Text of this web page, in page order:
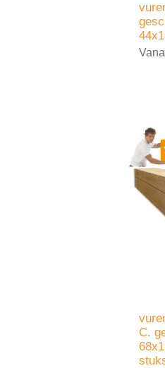
C.